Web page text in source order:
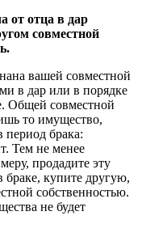
от отца в дар
совместной
вашей совместной
в дар или в порядке
Общей совместной
то имущество,
брака:
Тем не менее
продадите эту
браке, купите другую,
собственностью.
не будет